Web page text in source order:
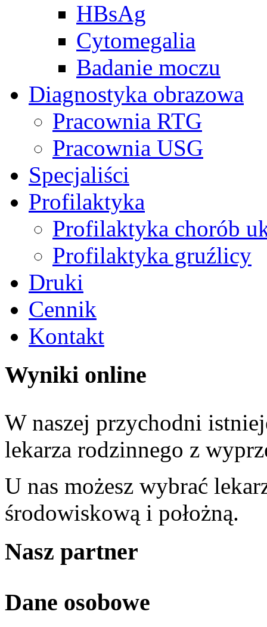
HBsAg
Cytomegalia
Badanie moczu
Diagnostyka obrazowa
Pracownia RTG
Pracownia USG
Specjaliści
Profilaktyka
Profilaktyka chorób
Profilaktyka gruźlicy
Druki
Cennik
Kontakt
Wyniki online
W naszej przychodni
lekarza rodzinnego z
U nas możesz wybrać
środowiskową i położną.
Nasz partner
Dane osobowe